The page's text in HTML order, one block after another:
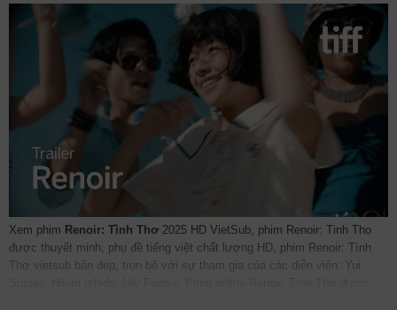
Xem phim Renoir: Tình Thơ 2025 HD VietSub, phim Renoir: Tinh Tho
được thuyết minh, phụ đề tiếng việt chất lượng HD, phim Renoir: Tình
Thơ vietsub bản đẹp, trọn bộ với sự tham gia của các diễn viên: Yui